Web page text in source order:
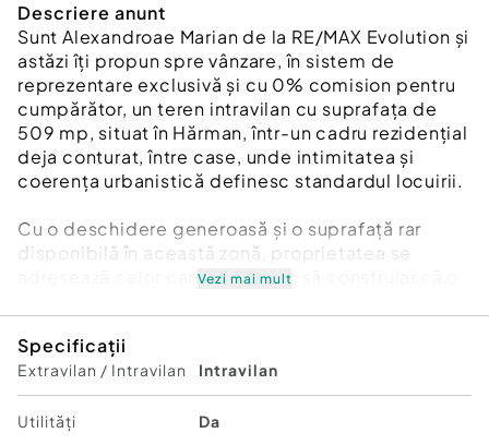
Descriere anunt
Sunt Alexandroae Marian de la RE/MAX Evolution și
astăzi îți propun spre vânzare, în sistem de
reprezentare exclusivă și cu 0% comision pentru
cumpărător, un teren intravilan cu suprafața de
509 mp, situat în Hărman, într-un cadru rezidențial
deja conturat, între case, unde intimitatea și
coerența urbanistică definesc standardul locuirii.
Cu o deschidere generoasă și o suprafață rar
disponibilă în această zonă, proprietatea se
adresează celor care își doresc să construiască o
spațiul și funcționalitatea se îmbină armonios.
Reglementările urbanistice (PUZ: S+P+1E+M, POT
35%, CUT 0.8) susțin dezvoltarea unei vile
elegante, cu volumetrie echilibrată, suprafețe
Vezi mai mult
Specificații
Extravilan / Intravilan Intravilan
Utilități Da